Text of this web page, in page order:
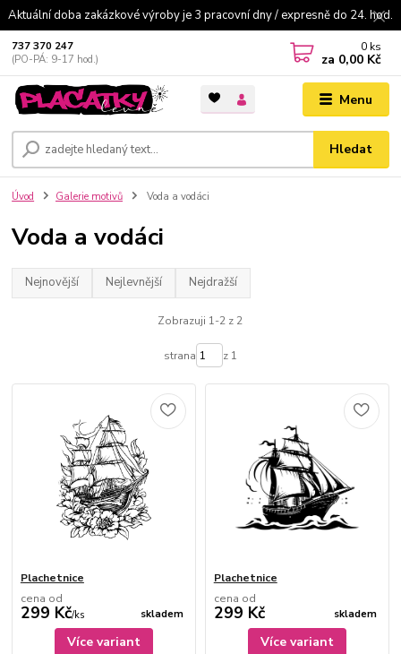
Aktuální doba zakázkové výroby je 3 pracovní dny / expresně do 24. hod.
Menu
Hledat
737 370 247
(PO-PÁ: 9-17 hod.)
0 ks
za 0,00 Kč
Úvod Galerie motivů Voda a vodáci
Voda a vodáci
Nejnovější Nejlevnější Nejdražší
Zobrazuji 1-2 z 2
strana z 1
Plachetnice
cena od
299 Kč/ks skladem
Více variant
Plachetnice
cena od
299 Kč skladem
Více variant